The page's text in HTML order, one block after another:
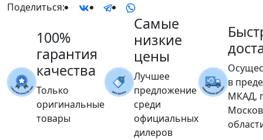
Поделиться:
100%
гарантия
качества
Только
оригинальные
товары
Самые
низкие
цены
Лучшее
предложение
среди
официальных
дилеров
в
МКАД,